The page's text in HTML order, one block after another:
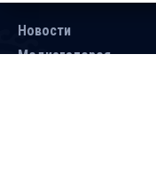
Новости
Медиагалерея